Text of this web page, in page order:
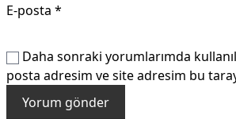
E-posta *
Daha sonraki yorumlarımda
posta adresim ve site adresim bu